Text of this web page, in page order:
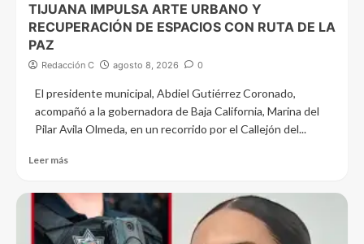
TIJUANA IMPULSA ARTE URBANO Y
RECUPERACIÓN DE ESPACIOS CON RUTA DE LA
PAZ
Redacción C agosto 8, 2026 0
El presidente municipal, Abdiel Gutiérrez Coronado,
acompañó a la gobernadora de Baja California, Marina del
Pilar Avila Olmeda, en un recorrido por el Callejón del...
Leer más